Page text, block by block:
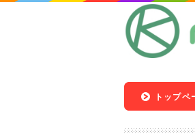
トップペ